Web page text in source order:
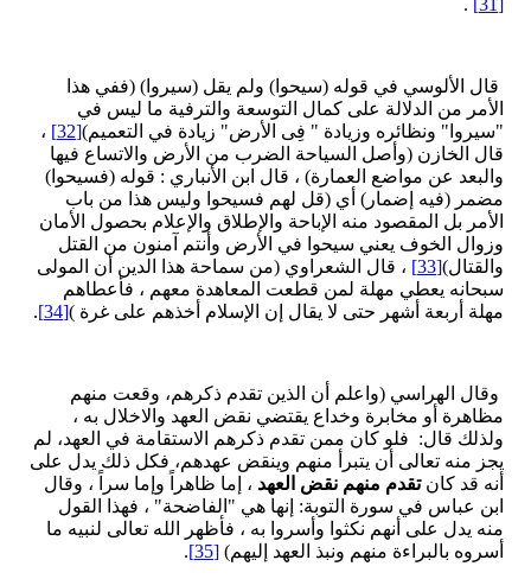
قال الألوسي في قوله (سيحوا) ولم يقل (سيروا) (ففي هذا
الأمر من الدلالة على كمال التوسعة والترفية ما ليس في
"سيروا" ونظائره وزيادة " فِى الأرض" زيادة في التعميم)[32]
،
قال الخازن (وأصل السياحة الضرب من الأرض والاتساع فيها
والبعد عن مواضع العمارة) ، قال ابن الأنباري : قوله (فسيحوا)
مضمر (فيه إضمار) أي (قل لهم فسيحوا وليس هذا من باب
الأمر بل المقصود منه الإباحة والإطلاق والإعلام بحصول الأمان
وزوال الخوف يعني سيحوا في الأرض وأنتم آمنون من القتل
والقتال)[33]
، قال الشعراوي (من سماحة هذا الدين أن المولى
سبحانه يعطي مهلة لمن قطعت المعاهدة معهم ، فأعطاهم
مهلة أربعة أشهر حتى لا يقال إن الإسلام أخذهم على غرة )[34]
.
وقال الهراسي (واعلم أن الذين تقدم ذكرهم، وقعت منهم
مظاهرة أو مخابرة وخداع يقتضي نقض العهد والاخلال به ،
ولذلك قال: فلو كان ممن تقدم ذكرهم الاستقامة في العهد، لم
يجز منه تعالى أن يتبرأ منهم وينقض عهدهم، فكل ذلك يدل على
أنه قد كانتقدم منهم نقض العهد ، إما ظاهراً وإما سراً ، وقال
ابن عباس في سورة التوبة: إنها هي "الفاضحة" ، فهذا القول
منه يدل على أنهم نكثوا وأسروا به ، فأظهر الله تعالى لنبيه ما
أسروه بالبراءة منهم ونبذ العهد إليهم) [35]
.